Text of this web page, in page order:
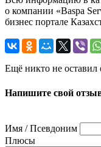
о компании «Baspa
бизнес портале
Ещё никто не оставил
Напишите свой
Имя / Псевдоним
Плюсы